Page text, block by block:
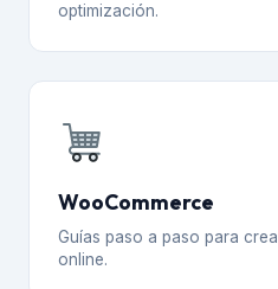
optimización.
WooCommerce
Guías paso a paso para
online.